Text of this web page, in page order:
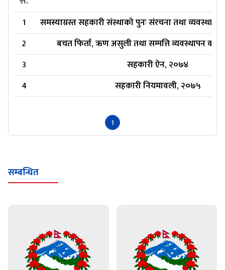
1
समस्याग्रस्त सहकारी संस्थाको पुनः संरचना तथा व्यवस्थापन
2
बचत फिर्ता, ऋण असुली तथा सम्पत्ति व्यवस्थापन
3
सहकारी ऐन, २०७४
4
सहकारी नियमावली, २०७५
1
सम्बन्धित